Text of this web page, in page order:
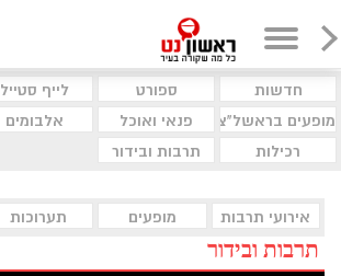
חדשות ספורט לייף סטייל
מופעים בראשל"צ
פנאי ואוכל אלבומים
רכילות
תרבות ובידור
אירועי תרבות מופעים תערוכות
תרבות ובידור